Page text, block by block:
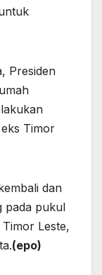
Presiden
Timor
dan
pada pukul
Leste,
(epo)